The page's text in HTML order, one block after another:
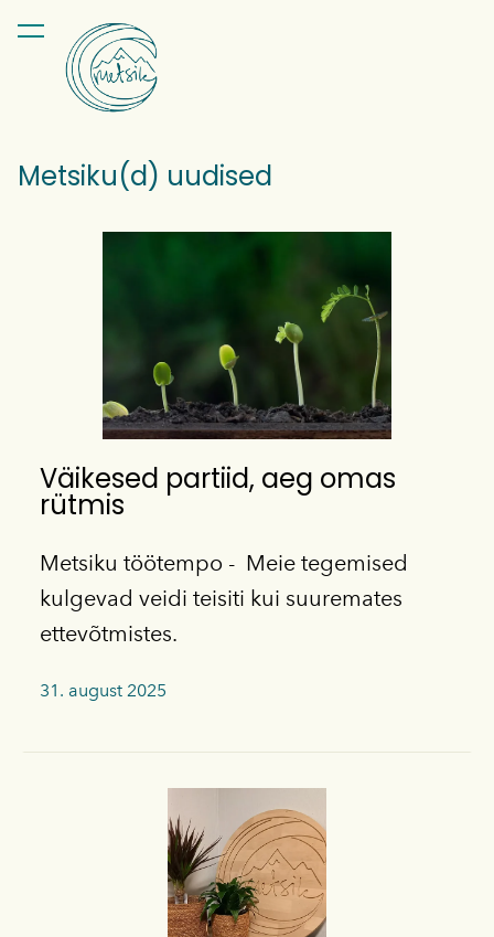
lisati ostukorvi.
Metsiku(d) uudised
Väikesed partiid, aeg omas
rütmis
Metsiku töötempo - Meie tegemised
kulgevad veidi teisiti kui suuremates
ettevõtmistes.
31. august 2025